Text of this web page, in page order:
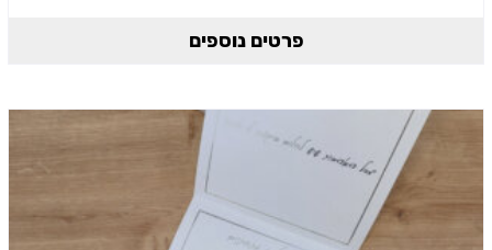
פרטים נוספים